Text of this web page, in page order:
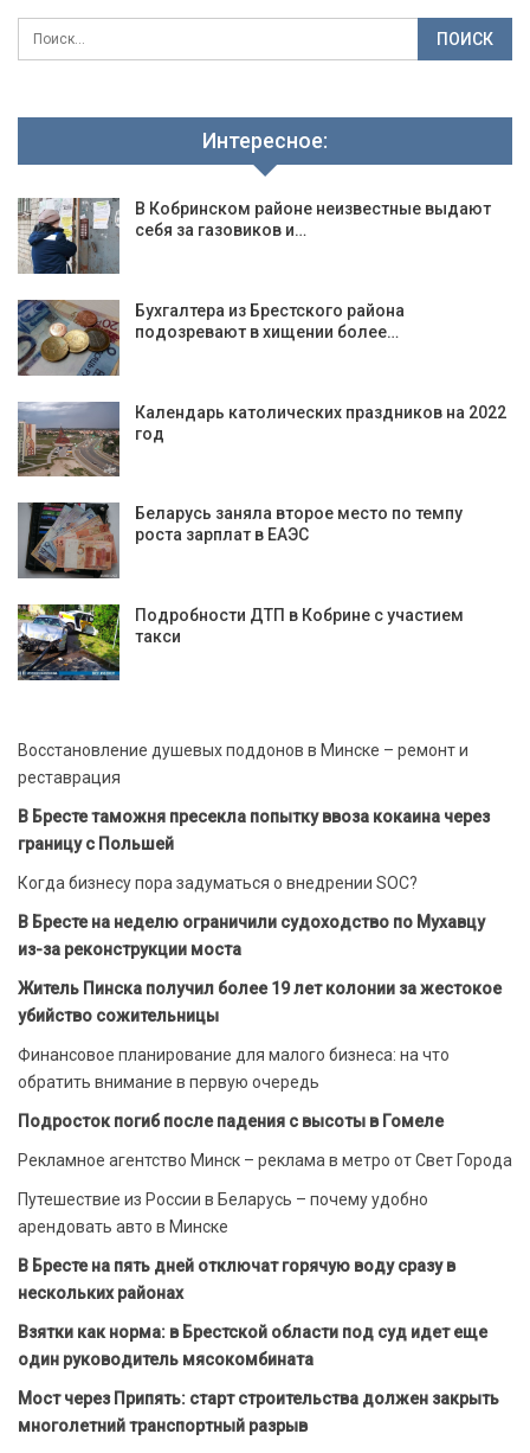
Интересное:
В Кобринском районе неизвестные выдают
себя за газовиков и…
Бухгалтера из Брестского района
подозревают в хищении более…
Календарь католических праздников на 2022
год
Беларусь заняла второе место по темпу
роста зарплат в ЕАЭС
Подробности ДТП в Кобрине с участием
такси
Восстановление душевых поддонов в Минске – ремонт и
реставрация
В Бресте таможня пресекла попытку ввоза кокаина через
границу с Польшей
Когда бизнесу пора задуматься о внедрении SOC?
В Бресте на неделю ограничили судоходство по Мухавцу
из-за реконструкции моста
Житель Пинска получил более 19 лет колонии за жестокое
убийство сожительницы
Финансовое планирование для малого бизнеса: на что
обратить внимание в первую очередь
Подросток погиб после падения с высоты в Гомеле
Рекламное агентство Минск – реклама в метро от Свет Города
Путешествие из России в Беларусь – почему удобно
арендовать авто в Минске
В Бресте на пять дней отключат горячую воду сразу в
нескольких районах
Взятки как норма: в Брестской области под суд идет еще
один руководитель мясокомбината
Мост через Припять: старт строительства должен закрыть
многолетний транспортный разрыв